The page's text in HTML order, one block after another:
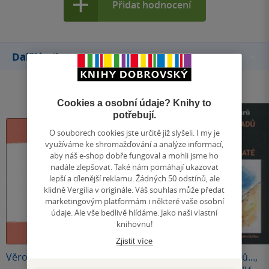
Přidat hodnocení
Další knihy autora
Věroměr
Třicet případů...,
Cookies a osobní údaje? Knihy to
potřebují.
O souborech cookies jste určitě již slyšeli. I my je
využíváme ke shromažďování a analýze informací,
aby náš e-shop dobře fungoval a mohli jsme ho
nadále zlepšovat. Také nám pomáhají ukazovat
lepší a cílenější reklamu. Žádných 50 odstínů, ale
klidně Vergilia v originále. Váš souhlas může předat
marketingovým platformám i některé vaše osobní
údaje. Ale vše bedlivě hlídáme. Jako naši vlastní
knihovnu!
Zjistit více